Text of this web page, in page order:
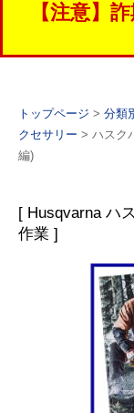
【注意】
トップページ > 分類
クセサリー > ハスク
編)
[ Husqvarna ハ
作業 ]